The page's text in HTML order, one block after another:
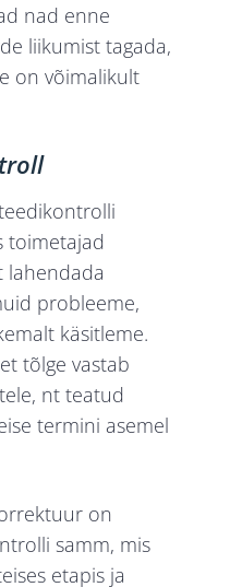
nad enne
liikumist tagada,
on võimalikult
toimetajad
lahendada
probleeme,
käsitleme.
tõlge vastab
nt teatud
termini asemel
on
samm, mis
etapis ja